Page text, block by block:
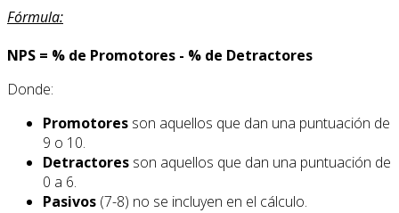
Fórmula:
NPS = % de Promotores - % de Detractores
Donde:
Promotores son aquellos que dan una puntuación de
9 o 10.
Detractores son aquellos que dan una puntuación de
0 a 6.
Pasivos (7-8) no se incluyen en el cálculo.